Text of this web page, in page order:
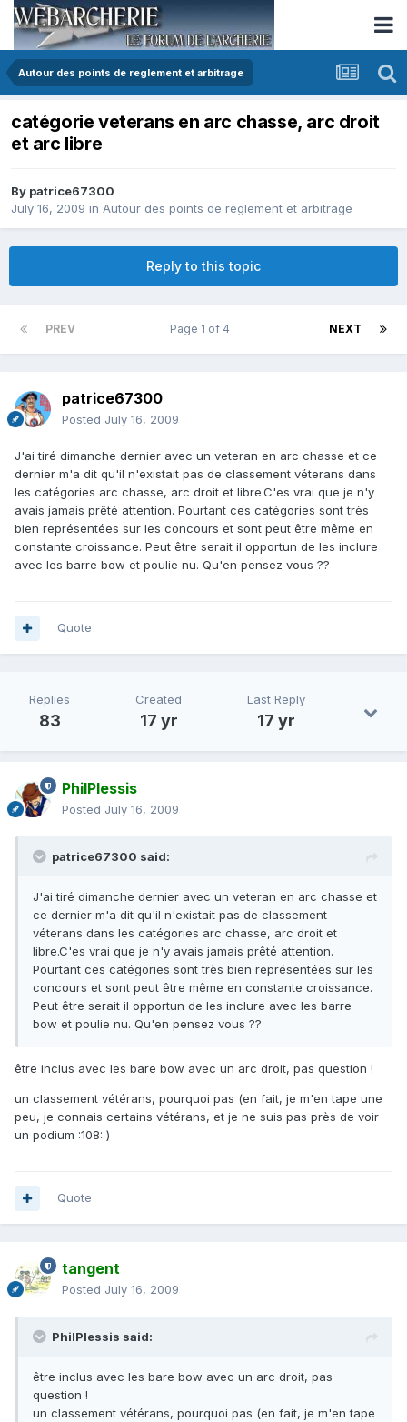
Autour des points de reglement et arbitrage
catégorie veterans en arc chasse, arc droit
et arc libre
By patrice67300
July 16, 2009 in Autour des points de reglement et arbitrage
Reply to this topic
PREV NEXT
Page 1 of 4
patrice67300
Posted July 16, 2009
J'ai tiré dimanche dernier avec un veteran en arc chasse et ce
dernier m'a dit qu'il n'existait pas de classement véterans dans
les catégories arc chasse, arc droit et libre.C'es vrai que je n'y
avais jamais prêté attention. Pourtant ces catégories sont très
bien représentées sur les concours et sont peut être même en
constante croissance. Peut être serait il opportun de les inclure
avec les barre bow et poulie nu. Qu'en pensez vous ??
Quote
Replies
83
Created
17 yr
Last Reply
17 yr
PhilPlessis
Posted July 16, 2009
patrice67300 said:
J'ai tiré dimanche dernier avec un veteran en arc chasse et
ce dernier m'a dit qu'il n'existait pas de classement
véterans dans les catégories arc chasse, arc droit et
libre.C'es vrai que je n'y avais jamais prêté attention.
Pourtant ces catégories sont très bien représentées sur les
concours et sont peut être même en constante croissance.
Peut être serait il opportun de les inclure avec les barre
bow et poulie nu. Qu'en pensez vous ??
être inclus avec les bare bow avec un arc droit, pas question !
un classement vétérans, pourquoi pas (en fait, je m'en tape une
peu, je connais certains vétérans, et je ne suis pas près de voir
un podium :108: )
Quote
tangent
Posted July 16, 2009
PhilPlessis said:
être inclus avec les bare bow avec un arc droit, pas
question !
un classement vétérans, pourquoi pas (en fait, je m'en tape